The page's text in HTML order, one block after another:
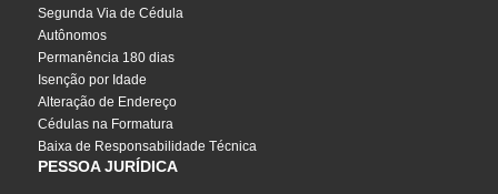
Segunda Via de Cédula
Autônomos
Permanência 180 dias
Isenção por Idade
Alteração de Endereço
Cédulas na Formatura
Baixa de Responsabilidade Técnica
PESSOA JURÍDICA